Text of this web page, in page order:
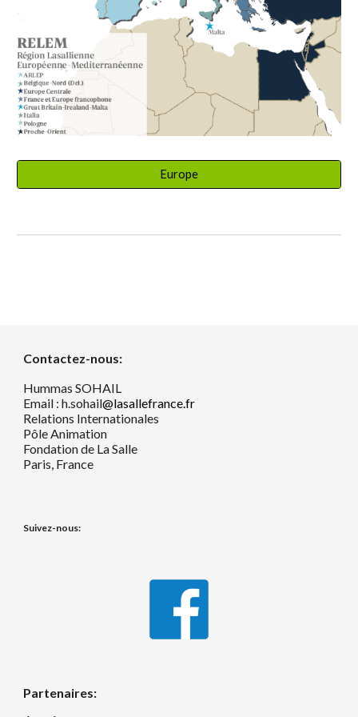
Europe
Contactez-nous:
Hummas SOHAIL
Email : h.sohail@lasallefrance.fr
Relations Internationales
Pôle Animation
Fondation de La Salle
Paris, France
Suivez-nous:
Partenaires: